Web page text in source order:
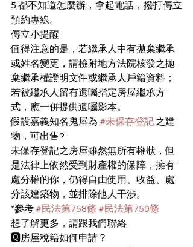
5.都不知道怎麼辦，拿起電話，撥打傳立
預約專線。
傳立小提醒
值得注意的是，若繼承人中有拋棄繼承
或姓名變更，請檢附地方法院核發之拋
棄繼承權證明文件或繼承人戶籍資料；
若被繼承人留有遺囑指定房屋繼承方
式，應一併提供遺囑影本。
假設嘉義知名鬼屋為 #未保存登記 之建
物，可出售?
未保存登記之房屋雖然無所有權狀，但
是法律上依然受到財產權的保障，擁有
處分權的你，仍得自由使用、收益、處
分該建築物，並排除他人干涉。
*參考 #民法第758條 #民法第759條
想了解更多，請跟我們聯絡
🆀房屋稅籍如何申請？